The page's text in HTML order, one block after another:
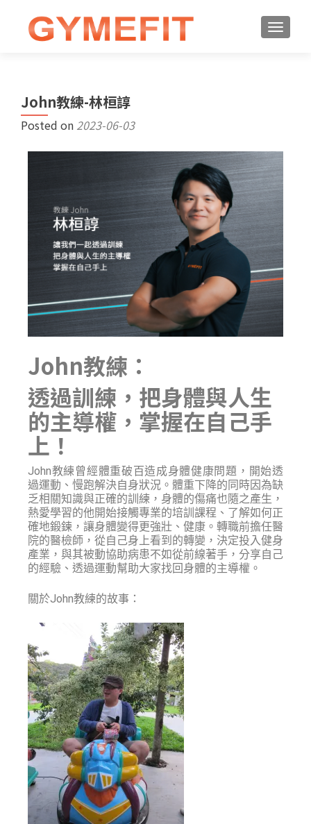
John教練-林桓諄
Posted on 2023-06-03
John教練：
透過訓練，把身體與人生
的主導權，掌握在自己手
上！
John教練曾經體重破百造成身體健康問題，開始透
過運動、慢跑解決自身狀況。體重下降的同時因為缺
乏相關知識與正確的訓練，身體的傷痛也隨之產生，
熱愛學習的他開始接觸專業的培訓課程、了解如何正
確地鍛鍊，讓身體變得更強壯、健康。轉職前擔任醫
院的醫檢師，從自己身上看到的轉變，決定投入健身
產業，與其被動協助病患不如從前線著手，分享自己
的經驗、透過運動幫助大家找回身體的主導權。
關於John教練的故事：